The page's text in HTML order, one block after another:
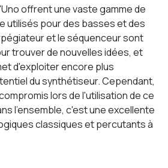
offrent une vaste gamme de
utilisés pour des basses et des
et le séquenceur sont
trouver de nouvelles idées, et
d'exploiter encore plus
du synthétiseur. Cependant,
lors de l'utilisation de ce
l'ensemble, c'est une excellente
classiques et percutants à